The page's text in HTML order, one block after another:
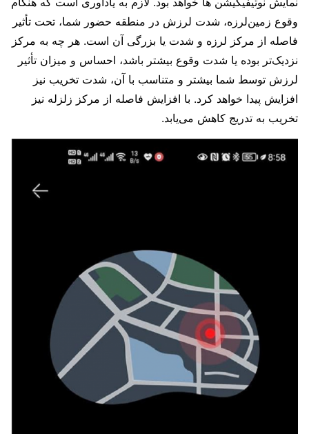
وقوع زمین‌لرزه، شدت لرزش در منطقه حضور شما، تحت تأثیر
فاصله از مرکز لرزه و شدت یا بزرگی آن است. هر چه به مرکز
نزدیک‌تر بوده یا شدت وقوع بیشتر باشد، احساس و میزان تأثیر
لرزش توسط شما بیشتر و متناسب با آن، شدت تخریب نیز
افزایش پیدا خواهد کرد. با افزایش فاصله از مرکز زلزله نیز
تخریب به تدریج کاهش می‌یابد.